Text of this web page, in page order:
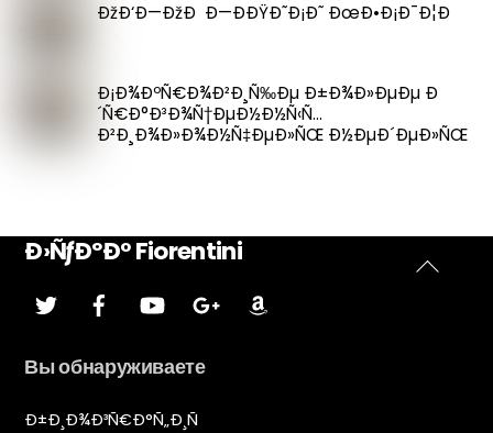
ÐžÐ‘Ð—ÐžÐ Ð—ÐÐŸÐ˜Ð¡Ð˜ ÐœÐ•Ð¡Ð¯Ð¦Ð
Ð¡Ð¾ÐºÑ€Ð¾Ð²Ð¸Ñ‰Ðµ Ð±Ð¾Ð»ÐµÐµ Ð
´Ñ€Ð°Ð³Ð¾Ñ†ÐµÐ½Ð½Ñ‹Ñ…
Ð²Ð¸Ð¾Ð»Ð¾Ð½Ñ‡ÐµÐ»ÑŒ Ð½ÐµÐ´ÐµÐ»ÑŒ
Ð›ÑƒÐºÐ° Fiorentini
Ñ‰ÐµÐ±ÐµÑ‚
facebookYouTubeGoogle
Plus
Вы обнаруживаете
Ð±Ð¸Ð¾Ð³Ñ€Ð°Ñ„Ð¸Ñ